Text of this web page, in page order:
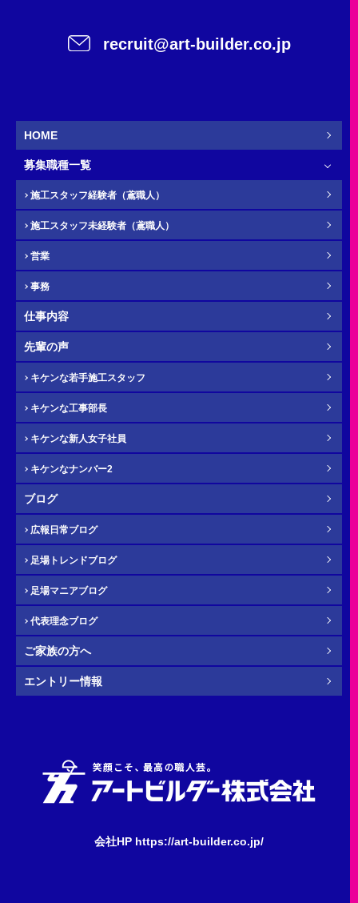
施工スタッフ（鳶職人）
新卒
必須 お名前
ふりがな
必須 電話番号（携帯）
必須 メール
必須 年齢
任意 その他・お問い合わせ内容
recruit@art-builder.co.jp
HOME
募集職種一覧
施工スタッフ経験者（鳶職人）
施工スタッフ未経験者（鳶職人）
営業
事務
仕事内容
先輩の声
キケンな若手施工スタッフ
キケンな工事部長
キケンな新人女子社員
キケンなナンバー2
ブログ
広報日常ブログ
足場トレンドブログ
足場マニアブログ
代表理念ブログ
ご家族の方へ
エントリー情報
会社HP https://art-builder.co.jp/